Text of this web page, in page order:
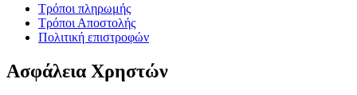
Τρόποι πληρωμής
Τρόποι Αποστολής
Πολιτική επιστροφών
Ασφάλεια Χρηστών